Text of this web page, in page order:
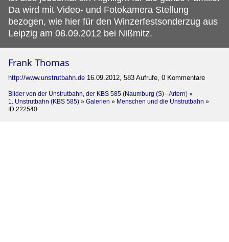
Da wird mit Video- und Fotokamera Stellung
bezogen, wie hier für den Winzerfestsonderzug aus
Leipzig am 08.09.2012 bei Nißmitz.
Frank Thomas
http://www.unstrutbahn.de 16.09.2012, 583 Aufrufe, 0 Kommentare
Bilder von der Unstrutbahn, der KBS 585 (Naumburg (S) - Artern) »
1. Unstrutbahn (KBS 585) » Galerien » Menschen und die Unstrutbahn »
ID 222540